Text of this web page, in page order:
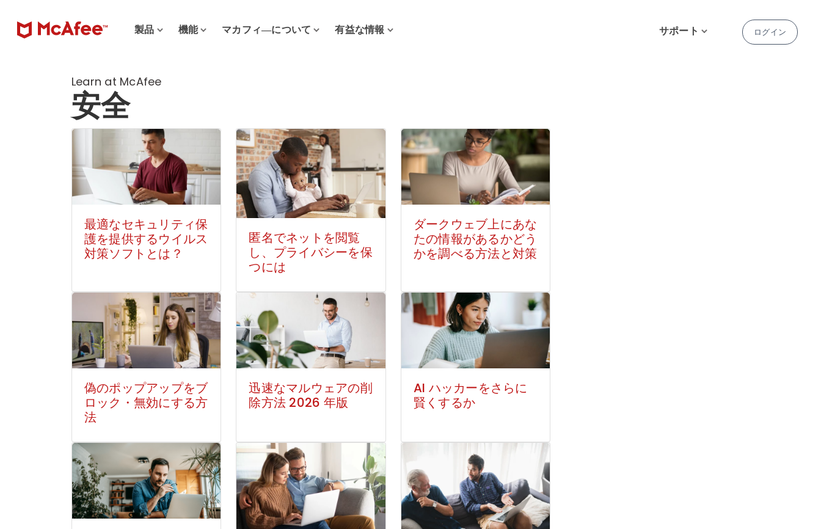
製品 機能 マカフィ―について 有益な情報 サポート ログイン
Learn at McAfee
安全
最適なセキュリティ保
護を提供するウイルス
対策ソフトとは？
匿名でネットを閲覧
し、プライバシーを保
つには
ダークウェブ上にあな
たの情報があるかどう
かを調べる方法と対策
偽のポップアップをブ
ロック・無効にする方
法
迅速なマルウェアの削
除方法 2026 年版
AI ハッカーをさらに
賢くするか